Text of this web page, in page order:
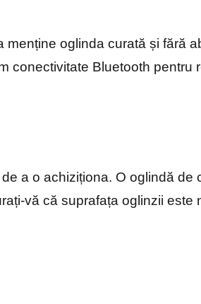
oglinda curată și fără
conectivitate Bluetooth pentru
a o achiziționa. O oglindă de
vă că suprafața oglinzii este